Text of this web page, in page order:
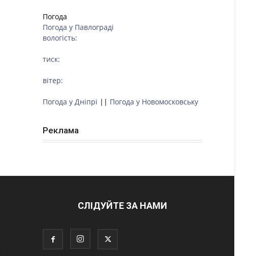
Погода
Погода у Павлограді
вологість:
тиск:
вітер:
Погода у Дніпрі || Погода у Новомосковську
Реклама
СЛІДУЙТЕ ЗА НАМИ